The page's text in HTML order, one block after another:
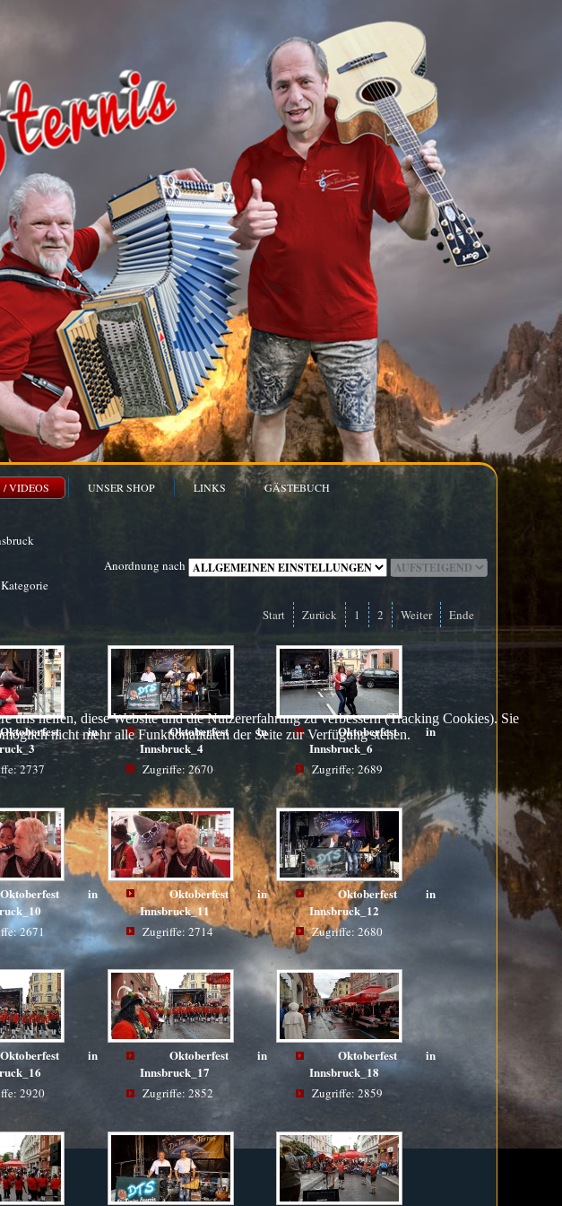
/ VIDEOS UNSER SHOP LINKS GÄSTEBUCH
Anordnung nach
Start
Zurück 1 2 Weiter Ende
Oktoberfest in
2737
Oktoberfest in
Innsbruck_4
Zugriffe: 2670
Oktoberfest in
Innsbruck_6
Zugriffe: 2689
Oktoberfest in
2671
Oktoberfest in
Innsbruck_11
Zugriffe: 2714
Oktoberfest in
Innsbruck_12
Zugriffe: 2680
Oktoberfest in
2920
Oktoberfest in
Innsbruck_17
Zugriffe: 2852
Oktoberfest in
Innsbruck_18
Zugriffe: 2859
helfen, diese Website und die Nutzererfahrung zu verbessern (Tracking Cookies). Sie
nicht mehr alle Funktionalitäten der Seite zur Verfügung stehen.